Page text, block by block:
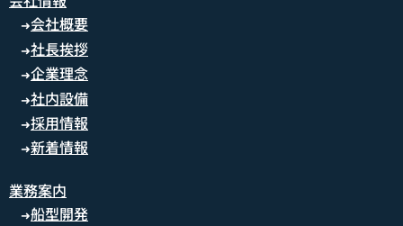
➜会社概要
➜社長挨拶
➜企業理念
➜社内設備
➜採用情報
➜新着情報
業務案内
➜船型開発